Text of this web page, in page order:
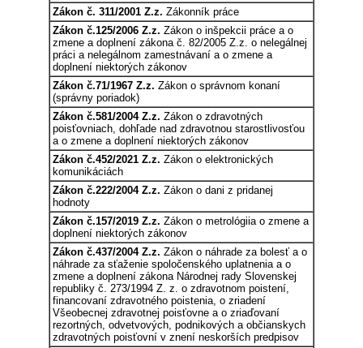
Zákon č. 311/2001 Z.z. Zákonník práce
Zákon č.125/2006 Z.z. Zákon o inšpekcii práce a o
zmene a doplnení zákona č. 82/2005 Z.z. o nelegálnej
práci a nelegálnom zamestnávaní a o zmene a
doplnení niektorých zákonov
Zákon č.71/1967 Z.z. Zákon o správnom konaní
(správny poriadok)
Zákon č.581/2004 Z.z. Zákon o zdravotných
poisťovniach, dohľade nad zdravotnou starostlivosťou
a o zmene a doplnení niektorých zákonov
Zákon č.452/2021 Z.z. Zákon o elektronických
komunikáciách
Zákon č.222/2004 Z.z. Zákon o dani z pridanej
hodnoty
Zákon č.157/2019 Z.z. Zákon o metrológiia o zmene a
doplnení niektorých zákonov
Zákon č.437/2004 Z.z. Zákon o náhrade za bolesť a o
náhrade za sťaženie spoločenského uplatnenia a o
zmene a doplnení zákona Národnej rady Slovenskej
republiky č. 273/1994 Z. z. o zdravotnom poistení,
financovaní zdravotného poistenia, o zriadení
Všeobecnej zdravotnej poisťovne a o zriaďovaní
rezortných, odvetvových, podnikových a občianskych
zdravotných poisťovní v znení neskorších predpisov